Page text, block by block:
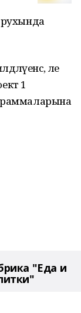
рухында
әле
1
"Еда и